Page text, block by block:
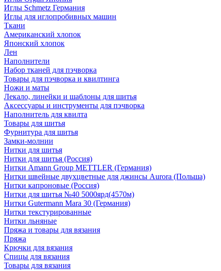
Иглы Schmetz Германия
Иглы для иглопробивных машин
Ткани
Американский хлопок
Японский хлопок
Лен
Наполнители
Набор тканей для пэчворка
Товары для пэчворка и квилтинга
Ножи и маты
Лекало, линейки и шаблоны для шитья
Аксессуары и инструменты для пэчворка
Наполнитель для квилта
Товары для шитья
Фурнитура для шитья
Замки-молнии
Нитки для шитья
Нитки для шитья (Россия)
Нитки Amann Group METTLER (Германия)
Нитки швейные двухцветные для джинсы Aurora (Польша)
Нитки капроновые (Россия)
Нитки для шитья №40 5000ярд(4570м)
Нитки Gutermann Mara 30 (Германия)
Нитки текстурированные
Нитки льняные
Пряжа и товары для вязания
Пряжа
Крючки для вязания
Спицы для вязания
Товары для вязания